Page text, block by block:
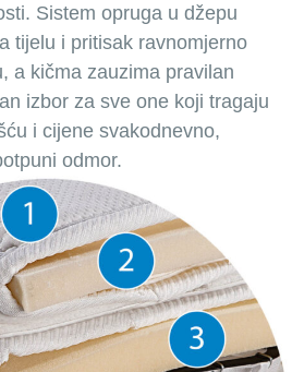
Sistem opruga u džepu
tijelu i pritisak ravnomjerno
a kičma zauzima pravilan
izbor za sve one koji tragaju
i cijene svakodnevno,
odmor.